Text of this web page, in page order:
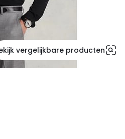
vergelijkbare producten